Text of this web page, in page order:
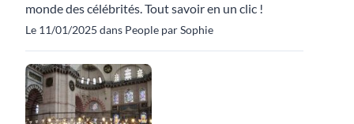
monde des célébrités. Tout savoir en un clic !
Le 11/01/2025 dans People par Sophie